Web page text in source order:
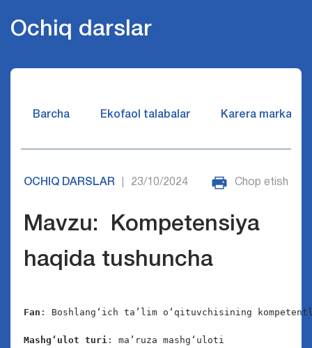
Ochiq darslar
Barcha Ekofaol talabalar Karera markazi
OCHIQ DARSLAR 23/10/2024 Chop etish
Mavzu: Kompetensiya
haqida tushuncha
Fan : Boshlang‘ich ta’lim o‘qituvchisining
Mashg‘ulot turi: ma’ruza mashg‘uloti